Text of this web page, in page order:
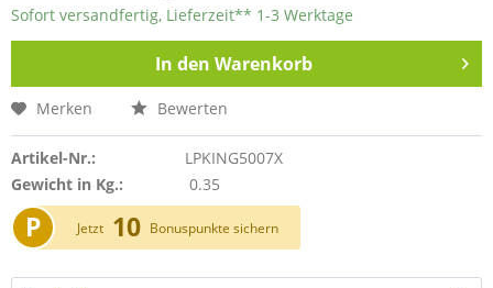
Sofort versandfertig, Lieferzeit** 1-3 Werktage
In den Warenkorb
Merken Bewerten
Artikel-Nr.:
LPKING5007X
Gewicht in Kg.:
0.35
P Jetzt 10 Bonuspunkte sichern